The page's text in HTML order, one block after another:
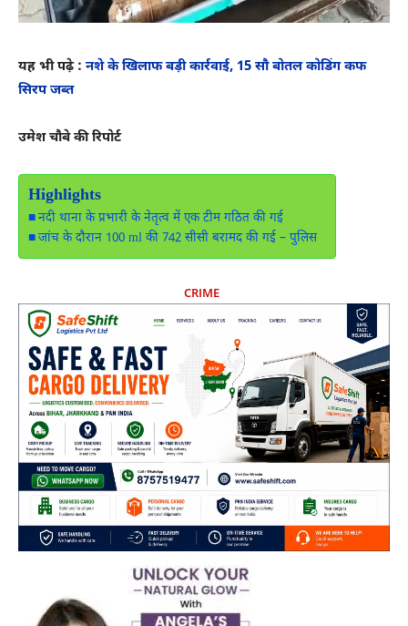
यह भी पढ़े : नशे के खिलाफ बड़ी कार्रवाई, 15 सौ बोतल कोडिंग कफ
सिरप जब्त
उमेश चौबे की रिपोर्ट
Highlights
नदी थाना के प्रभारी के नेतृत्व में एक टीम गठित की गई
जांच के दौरान 100 ml की 742 सीसी बरामद की गई – पुलिस
CRIME